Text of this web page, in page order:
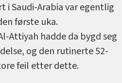
i Saudi-Arabia var egentlig
første uka.
Attiyah hadde da bygd seg
og den rutinerte 52-
feil etter dette.